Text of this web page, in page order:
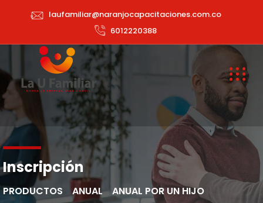
laufamiliar@naranjocapacitaciones.com.co
6012220388
Inscripción
PRODUCTOS ANUAL ANUAL POR UN HIJO